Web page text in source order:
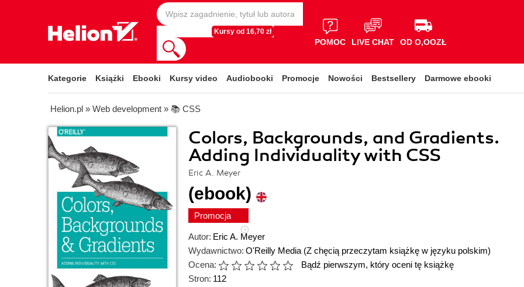
Kursy od 16,70 zł
POMOC LIVE CHAT OD O,OOZŁ
Kategorie Książki Ebooki Kursy video Audiobooki Promocje Nowości Bestsellery Darmowe ebooki
Helion.pl » Web development » 📚 CSS
Colors, Backgrounds, and Gradients.
Adding Individuality with CSS
Eric A. Meyer
(ebook)
Promocja
Autor: Eric A. Meyer
Wydawnictwo: O'Reilly Media (Z chęcią przeczytam książkę w języku polskim)
Ocena:
Bądź pierwszym, który oceni tę książkę
Stron: 112